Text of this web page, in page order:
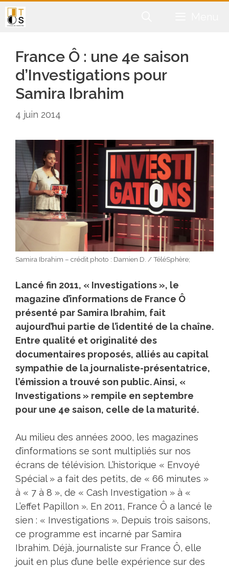
Aller
au
France Ô : une 4e saison
d’Investigations pour
Samira Ibrahim
4 juin 2014
Samira Ibrahim – crédit photo : Damien D. / TéléSphère;
Lancé fin 2011, « Investigations », le
magazine d’informations de France Ô
présenté par Samira Ibrahim, fait
aujourd’hui partie de l’identité de la chaîne.
Entre qualité et originalité des
documentaires proposés, alliés au capital
sympathie de la journaliste-présentatrice,
l’émission a trouvé son public. Ainsi, «
Investigations » rempile en septembre
pour une 4e saison, celle de la maturité.
Au milieu des années 2000, les magazines
d’informations se sont multipliés sur nos
écrans de télévision. L’historique « Envoyé
Spécial » a fait des petits, de « 66 minutes »
à « 7 à 8 », de « Cash Investigation » à «
L’effet Papillon ». En 2011, France Ô a lancé le
sien : « Investigations ». Depuis trois saisons,
ce programme est incarné par Samira
Ibrahim. Déjà, journaliste sur France Ô, elle
jouit en plus d’une belle expérience sur des